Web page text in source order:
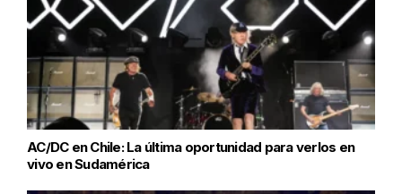
AC/DC en Chile: La última oportunidad para verlos en
vivo en Sudamérica